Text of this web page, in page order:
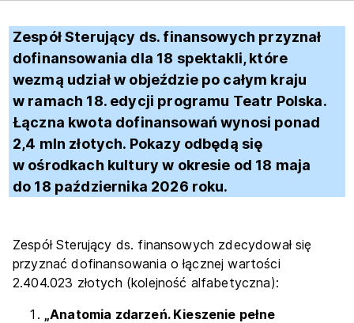
Zespół Sterujący ds. finansowych przyznał
dofinansowania dla 18 spektakli, które
wezmą udział w objeździe po całym kraju
w ramach 18. edycji programu Teatr Polska.
Łączna kwota dofinansowań wynosi ponad
2,4 mln złotych. Pokazy odbędą się
w ośrodkach kultury w okresie od 18 maja
do 18 października 2026 roku.
Zespół Sterujący ds. finansowych zdecydował się
przyznać dofinansowania o łącznej wartości
2.404.023 złotych (kolejność alfabetyczna):
„Anatomia zdarzeń. Kieszenie pełne